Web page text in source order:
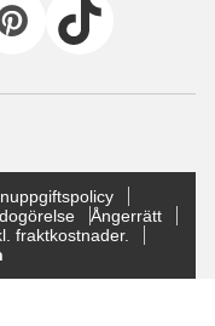
Ångerrätt
fraktkostnader.